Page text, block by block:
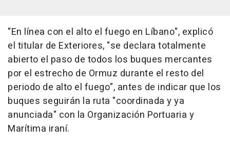
"En línea con el alto el fuego en Líbano", explicó
el titular de Exteriores, "se declara totalmente
abierto el paso de todos los buques mercantes
por el estrecho de Ormuz durante el resto del
periodo de alto el fuego", antes de indicar que los
buques seguirán la ruta "coordinada y ya
anunciada" con la Organización Portuaria y
Marítima iraní.